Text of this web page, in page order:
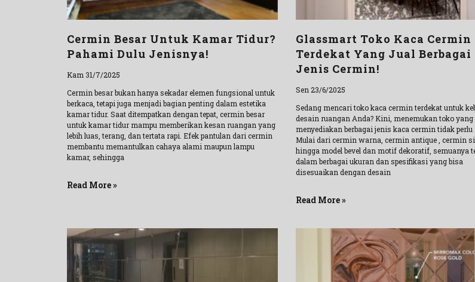
Cermin Besar Untuk Kamar Tidur?
Pahami Dulu Jenisnya!
Kam 31/7/2025
Cermin besar bukan hanya sekadar elemen fungsional untuk
berkaca, tetapi juga menjadi bagian penting dalam estetika
kamar tidur. Saat ditempatkan dengan tepat, cermin besar
untuk kamar tidur mampu memberikan kesan ruangan yang
lebih luas, terang, dan tertata rapi. Efek pantulan dari cermin
membantu memantulkan cahaya alami maupun lampu
kamar, sehingga
Read More »
Glassmart Toko Kaca Cermin
Terdekat Yang Jual Berbagai
Jenis Cermin!
Sen 23/6/2025
Sedang mencari toko kaca cermin terdekat untuk
desain ruangan Anda? Kini, menemukan toko yang
menyediakan berbagai jenis kaca cermin tidak perlu
Mulai dari cermin warna, cermin antique , cermin
hingga model bevel dan motif dekoratif, semuanya
dalam berbagai ukuran dan spesifikasi yang bisa
disesuaikan dengan desain
Read More »